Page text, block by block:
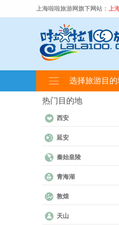
上海啦啦旅游网旗下网站： 上
选择旅游目的
热门目的地
西安
延安
秦始皇陵
青海湖
敦煌
天山